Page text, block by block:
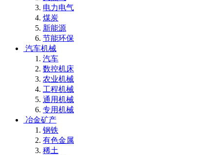
电力电气
煤炭
新能源
节能环保
汽车机械
汽车
数控机床
农业机械
工程机械
通用机械
专用机械
冶金矿产
钢铁
有色金属
稀土